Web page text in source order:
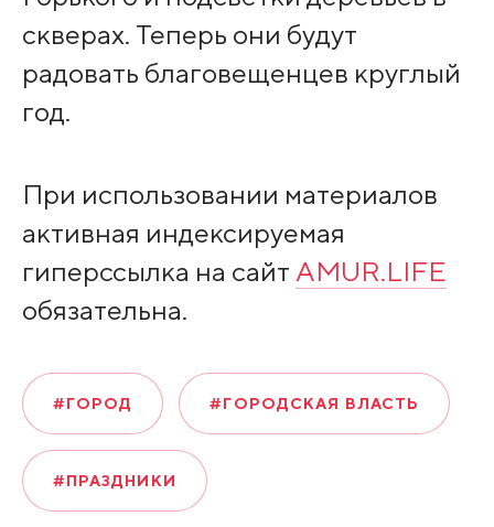
скверах. Теперь они будут
радовать благовещенцев круглый
год.
При использовании материалов
активная индексируемая
гиперссылка на сайт AMUR.LIFE
обязательна.
#ГОРОД #ГОРОДСКАЯ ВЛАСТЬ
#ПРАЗДНИКИ